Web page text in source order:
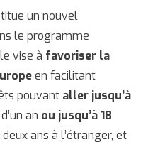
un nouvel
le programme
vise à favoriser la
en facilitant
pouvant aller jusqu’à
an ou jusqu’à 18
ans à l’étranger, et